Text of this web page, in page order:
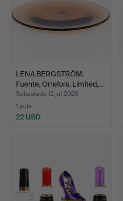
LENA BERGSTRÖM.
Fuente, Orrefors, Limited,…
Subastado 12 jul 2026
1 puja
22 USD